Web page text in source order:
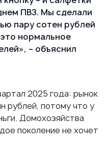
ПВЗ. Мы сделали
пару сотен рублей
нормальное
– объяснил
2025 года: рынок
рублей, потому что у
Домохозяйства
поколение не хочет